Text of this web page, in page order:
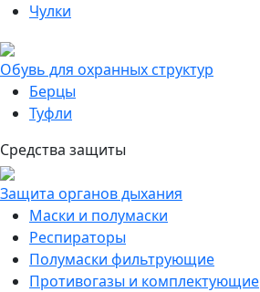
Чулки
Обувь для охранных структур
Берцы
Туфли
Средства защиты
Защита органов дыхания
Маски и полумаски
Респираторы
Полумаски фильтрующие
Противогазы и комплектующие